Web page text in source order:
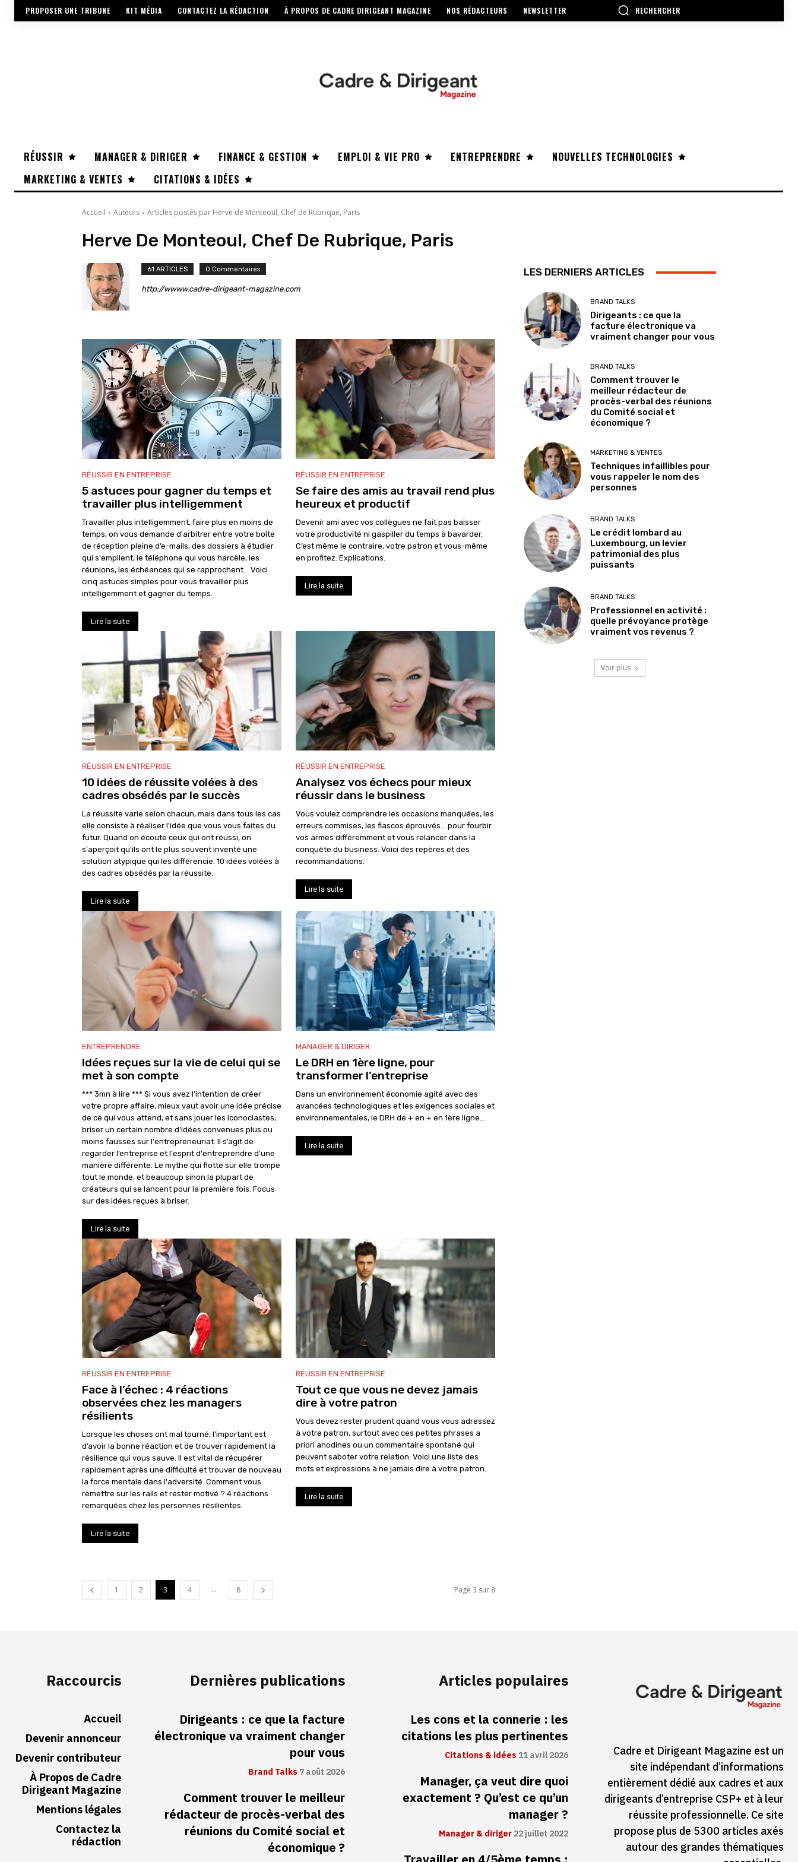
PROPOSER UNE TRIBUNE KIT MÉDIA CONTACTEZ LA RÉDACTION À PROPOS DE CADRE DIRIGEANT MAGAZINE NOS RÉDACTEURS NEWSLETTER RECHERCHER
RÉUSSIR MANAGER & DIRIGER FINANCE & GESTION EMPLOI & VIE PRO ENTREPRENDRE
NOUVELLES TECHNOLOGIES
MARKETING & VENTES
CITATIONS & IDÉES
Accueil Auteurs Articles postés par Herve de Monteoul, Chef de Rubrique, Paris
Herve De Monteoul, Chef De Rubrique, Paris
61 ARTICLES 0 Commentaires
http://wwww.cadre-dirigeant-magazine.com
RÉUSSIR EN ENTREPRISE
5 astuces pour gagner du temps et
travailler plus intelligemment
Travailler plus intelligemment, faire plus en moins de
temps, on vous demande d'arbitrer entre votre boîte
de réception pleine d’e-mails, des dossiers à étudier
qui s'empilent, le téléphone qui vous harcèle, les
réunions, les échéances qui se rapprochent… Voici
cinq astuces simples pour vous travailler plus
intelligemment et gagner du temps.
Lire la suite
RÉUSSIR EN ENTREPRISE
Se faire des amis au travail rend plus
heureux et productif
Devenir ami avec vos collègues ne fait pas baisser
votre productivité ni gaspiller du temps à bavarder.
C’est même le contraire, votre patron et vous-même
en profitez. Explications.
Lire la suite
RÉUSSIR EN ENTREPRISE
10 idées de réussite volées à des
cadres obsédés par le succès
La réussite varie selon chacun, mais dans tous les cas
elle consiste à réaliser l'idée que vous vous faites du
futur. Quand on écoute ceux qui ont réussi, on
s'aperçoit qu'ils ont le plus souvent inventé une
solution atypique qui les différencie. 10 idées volées à
des cadres obsédés par la réussite.
Lire la suite
RÉUSSIR EN ENTREPRISE
Analysez vos échecs pour mieux
réussir dans le business
Vous voulez comprendre les occasions manquées, les
erreurs commises, les fiascos éprouvés… pour fourbir
vos armes différemment et vous relancer dans la
conquête du business. Voici des repères et des
recommandations.
Lire la suite
ENTREPRENDRE
Idées reçues sur la vie de celui qui se
met à son compte
*** 3mn à lire *** Si vous avez l’intention de créer
votre propre affaire, mieux vaut avoir une idée précise
de ce qui vous attend, et sans jouer les iconoclastes,
briser un certain nombre d’idées convenues plus ou
moins fausses sur l'entrepreneuriat. Il s’agit de
regarder l’entreprise et l'esprit d'entreprendre d'une
manière différente. Le mythe qui flotte sur elle trompe
tout le monde, et beaucoup sinon la plupart de
créateurs qui se lancent pour la première fois. Focus
sur des idées reçues à briser.
Lire la suite
MANAGER & DIRIGER
Le DRH en 1ère ligne, pour
transformer l’entreprise
Dans un environnement économie agité avec des
avancées technologiques et les exigences sociales et
environnementales, le DRH de + en + en 1ère ligne...
Lire la suite
RÉUSSIR EN ENTREPRISE
Face à l’échec : 4 réactions
observées chez les managers
résilients
Lorsque les choses ont mal tourné, l’important est
d’avoir la bonne réaction et de trouver rapidement la
résilience qui vous sauve. Il est vital de récupérer
rapidement après une difficulté et trouver de nouveau
la force mentale dans l'adversité. Comment vous
remettre sur les rails et rester motivé ? 4 réactions
remarquées chez les personnes résilientes.
Lire la suite
RÉUSSIR EN ENTREPRISE
Tout ce que vous ne devez jamais
dire à votre patron
Vous devez rester prudent quand vous vous adressez
à votre patron, surtout avec ces petites phrases a
priori anodines ou un commentaire spontané qui
peuvent saboter votre relation. Voici une liste des
mots et expressions à ne jamais dire à votre patron.
Lire la suite
1 2 3 4 ... 8 Page 3 sur 8
LES DERNIERS ARTICLES
BRAND TALKS
Dirigeants : ce que la
facture électronique va
vraiment changer pour vous
BRAND TALKS
Comment trouver le
meilleur rédacteur de
procès-verbal des réunions
du Comité social et
économique ?
MARKETING & VENTES
Techniques infaillibles pour
vous rappeler le nom des
personnes
BRAND TALKS
Le crédit lombard au
Luxembourg, un levier
patrimonial des plus
puissants
BRAND TALKS
Professionnel en activité :
quelle prévoyance protège
vraiment vos revenus ?
Voir plus
Raccourcis
Accueil
Devenir annonceur
Devenir contributeur
À Propos de Cadre
Dirigeant Magazine
Mentions légales
Contactez la
rédaction
Dernières publications
Dirigeants : ce que la facture
électronique va vraiment changer
pour vous
Brand Talks 7 août 2026
Comment trouver le meilleur
rédacteur de procès-verbal des
réunions du Comité social et
économique ?
Articles populaires
Les cons et la connerie : les
citations les plus pertinentes
Citations & idées11 avril 2026
Manager, ça veut dire quoi
exactement ? Qu’est ce qu’un
manager ?
Manager & diriger22 juillet 2022
Cadre et Dirigeant Magazine est un
site indépendant d’informations
entièrement dédié aux cadres et aux
dirigeants d’entreprise CSP+ et à leur
réussite professionnelle. Ce site
propose plus de 5300 articles axés
autour des grandes thématiques